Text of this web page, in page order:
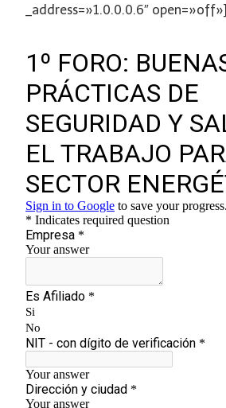
_address=»1.0.0.0.6″ open=»off»]